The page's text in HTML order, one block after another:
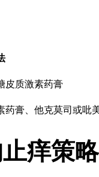
皮质激素药膏
药膏、他克莫司或吡
痒策略